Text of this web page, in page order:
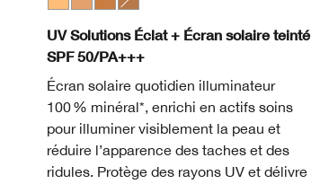
UV Solutions Éclat + Écran solaire teinté
SPF 50/PA+++
Écran solaire quotidien illuminateur
100 % minéral*, enrichi en actifs soins
pour illuminer visiblement la peau et
réduire l’apparence des taches et des
ridules. Protège des rayons UV et délivre